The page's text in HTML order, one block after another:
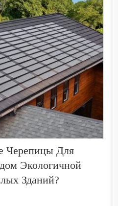
Черепицы Для
Экологичной
Зданий?